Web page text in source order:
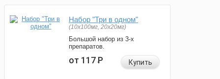
Набор "Три в одном"
(10x100мг, 20x20мг)
Большой набор из 3-х
препаратов.
от 117Р Купить